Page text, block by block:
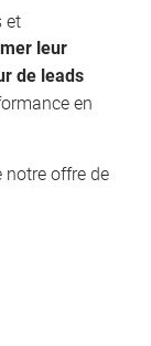
et
leur
de leads
en
notre offre de